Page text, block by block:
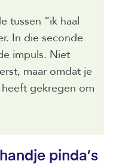
tussen “ik haal
In die seconde
impuls. Niet
maar omdat je
gekregen om
pinda’s